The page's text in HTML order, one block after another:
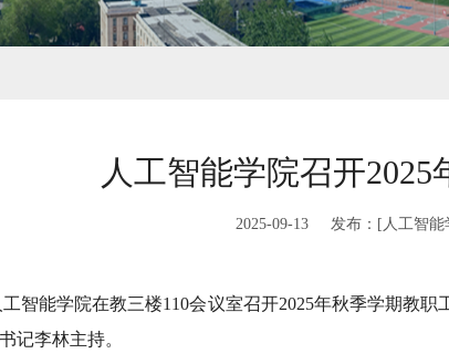
人工智能学院召开
2025-09-13 发布：[人工智
工智能学院在教三楼110会议室召开2025年秋季学期教
记李林主持。